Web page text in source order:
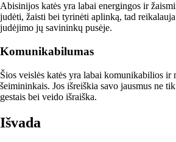
Abisinijos katės yra labai energingos ir
judėti, žaisti bei tyrinėti aplinką, tad
judėjimo jų savininkų pusėje.
Komunikabilumas
Šios veislės katės yra labai komunikabilios ir
šeimininkais. Jos išreiškia savo jausmus ne
gestais bei veido išraiška.
Išvada